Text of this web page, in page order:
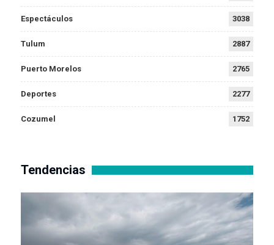
Espectáculos 3038
Tulum 2887
Puerto Morelos 2765
Deportes 2277
Cozumel 1752
Tendencias